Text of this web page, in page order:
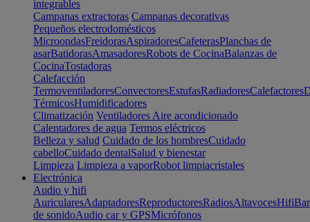
integrables
Campanas extractoras Campanas decorativas
Pequeños electrodomésticos
MicroondasFreidorasAspiradoresCafeterasPlanchas de
asarBatidorasAmasadoresRobots de CocinaBalanzas de
CocinaTostadoras
Calefacción
TermoventiladoresConvectoresEstufasRadiadoresCalefactores
TérmicosHumidificadores
Climatización Ventiladores Aire acondicionado
Calentadores de agua Termos eléctricos
Belleza y salud Cuidado de los hombresCuidado
cabelloCuidado dentalSalud y bienestar
Limpieza Limpieza a vaporRobot limpiacristales
Electrónica
Audio y hifi
AuricularesAdaptadoresReproductoresRadiosAltavocesHifi
de sonidoAudio car y GPSMicrófonos